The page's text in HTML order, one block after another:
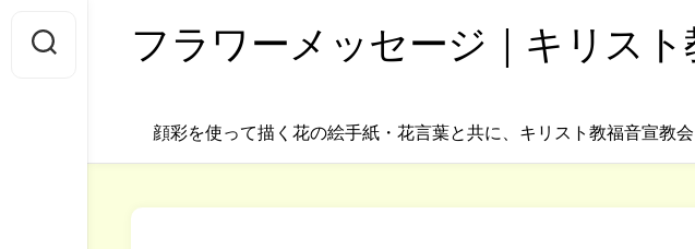
content
フラワーメッセージ｜キリスト
顔彩を使って描く花の絵手紙・花言葉と共に、キリスト教福音宣教